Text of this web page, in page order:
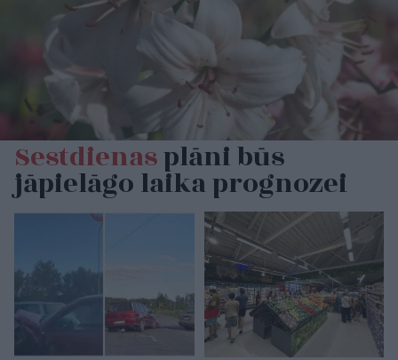
Sestdienasplāni būs
jāpielāgo laika prognozei